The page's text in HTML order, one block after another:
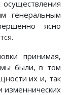
генеральным
ясно
принимая,
мы были, в том
их и, так
изменнических